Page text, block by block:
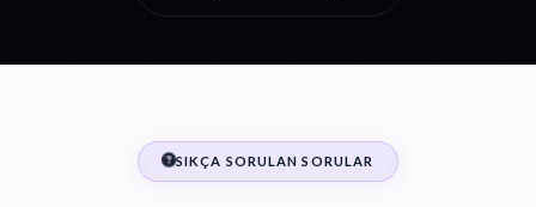
SIKÇA SORULAN SORULAR